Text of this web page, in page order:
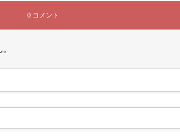
0 コメント